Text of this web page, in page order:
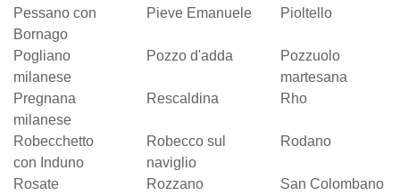
Pessano con
Bornago
Pieve Emanuele Pioltello
Pogliano
milanese
Pozzo d'adda
Pozzuolo
martesana
Pregnana
milanese
Rescaldina Rho
Robecchetto
con Induno
Robecco sul
naviglio
Rodano
Rosate Rozzano
San Colombano